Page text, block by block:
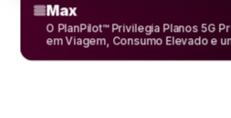
Max
O PlanPilot™ Privilegia Planos 5G
em Viagem, Consumo Elevado e